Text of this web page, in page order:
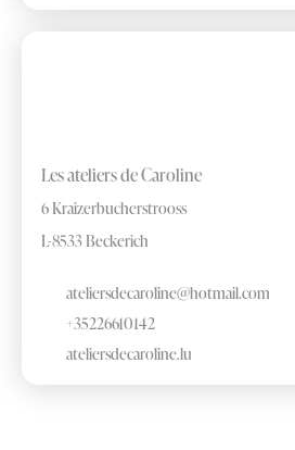
Les ateliers de Caroline
6 Kraizerbucherstrooss
L-8533 Beckerich
ateliersdecaroline@hotmail.com
+35226610142
ateliersdecaroline.lu